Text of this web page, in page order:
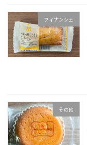
フィナンシェ
その他